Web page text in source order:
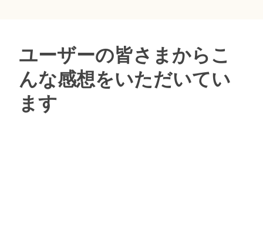
ユーザーの皆さまからこ
んな感想をいただいてい
ます